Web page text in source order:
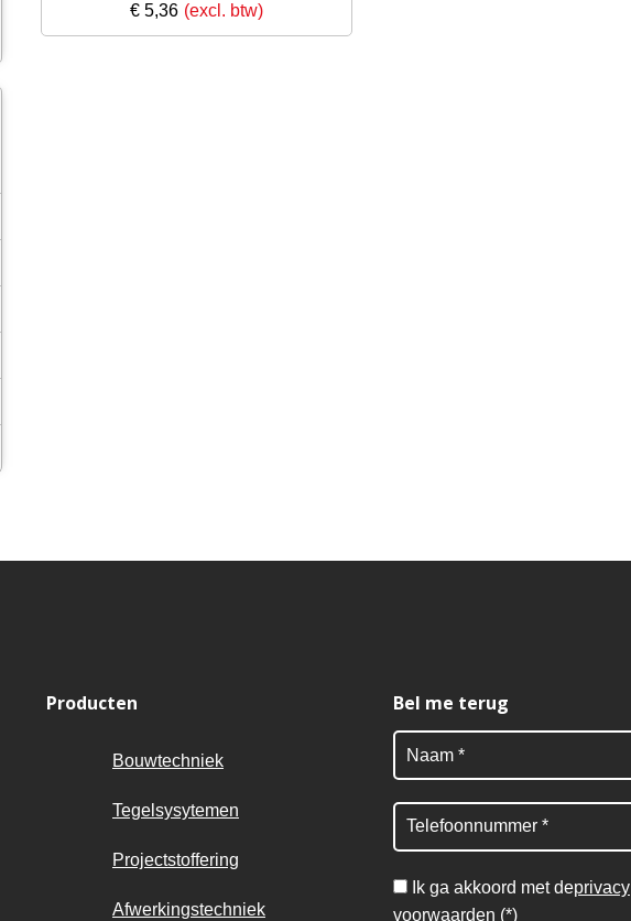
€ 5,36
Producten
Bouwtechniek
Tegelsysytemen
Projectstoffering
Afwerkingstechniek
Bel me terug
Ik ga akkoord met deprivacy
voorwaarden (*)